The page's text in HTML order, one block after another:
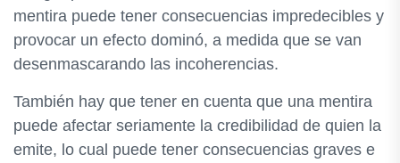
mentira puede tener consecuencias impredecibles y
provocar un efecto dominó, a medida que se van
desenmascarando las incoherencias.
También hay que tener en cuenta que una mentira
puede afectar seriamente la credibilidad de quien la
emite, lo cual puede tener consecuencias graves e